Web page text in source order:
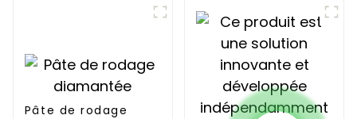
Pâte de rodage